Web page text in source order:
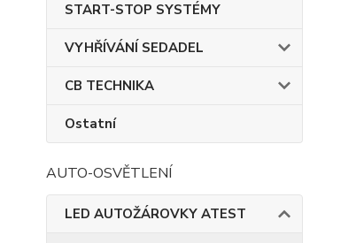
START-STOP SYSTÉMY
VYHŘÍVÁNÍ SEDADEL
CB TECHNIKA
Ostatní
AUTO-OSVĚTLENÍ
LED AUTOŽÁROVKY ATEST